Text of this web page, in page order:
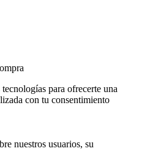
para ofrecerte una
con tu consentimiento
nuestros usuarios, su